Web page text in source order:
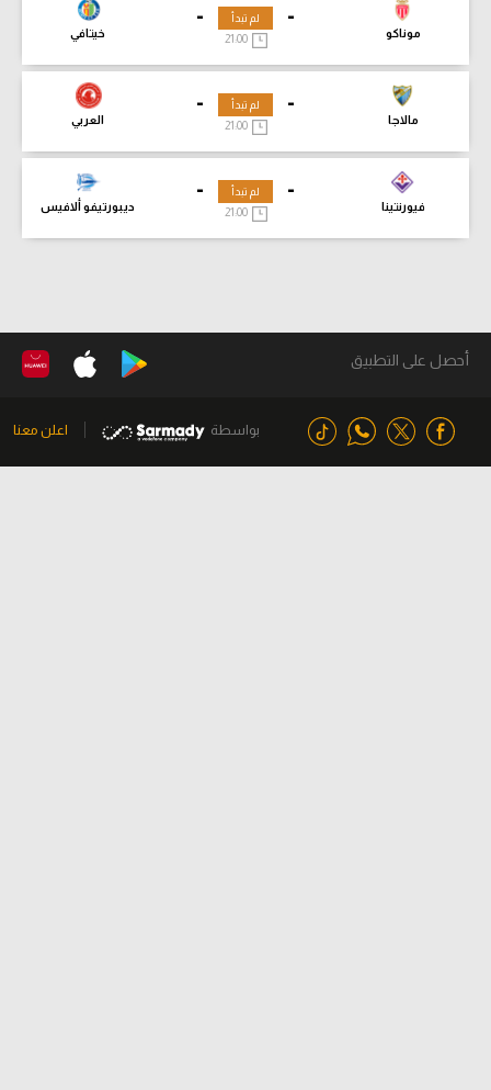
-
موناكو
-
خيتافي
لم تبدأ
21:00
-
مالاجا
-
العربي
لم تبدأ
21:00
-
فيورنتينا
-
ديبورتيفو ألافيس
لم تبدأ
21:00
أحصل على التطبيق
بواسطة اعلن معنا